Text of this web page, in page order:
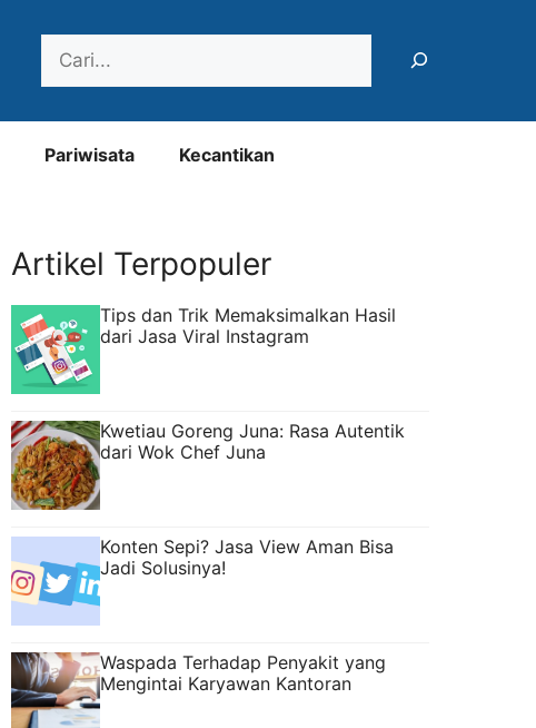
Pariwisata Kecantikan
Artikel Terpopuler
Tips dan Trik Memaksimalkan Hasil
dari Jasa Viral Instagram
Kwetiau Goreng Juna: Rasa Autentik
dari Wok Chef Juna
Konten Sepi? Jasa View Aman Bisa
Jadi Solusinya!
Waspada Terhadap Penyakit yang
Mengintai Karyawan Kantoran